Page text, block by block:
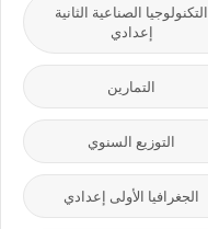
التكنولوجيا الصناعية الثانية
إعدادي
التمارين
التوزيع السنوي
الجغرافيا الأولى إعدادي